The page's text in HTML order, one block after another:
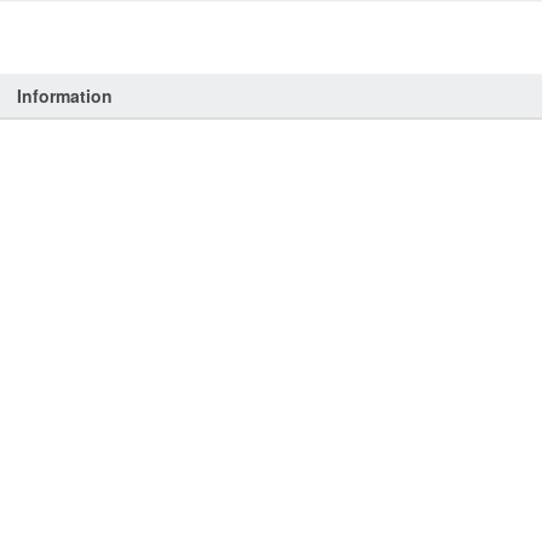
Information